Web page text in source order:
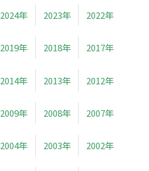
2024年 2023年 2022年
2019年 2018年 2017年
2014年 2013年 2012年
2009年 2008年 2007年
2004年 2003年 2002年